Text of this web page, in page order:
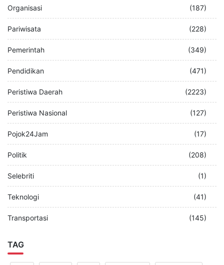
Organisasi (187)
Pariwisata (228)
Pemerintah (349)
Pendidikan (471)
Peristiwa Daerah (2223)
Peristiwa Nasional (127)
Pojok24Jam (17)
Politik (208)
Selebriti (1)
Teknologi (41)
Transportasi (145)
TAG